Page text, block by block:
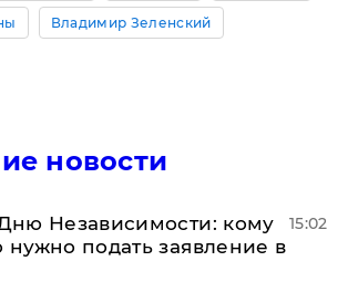
Владимир Зеленский
новости
Независимости: кому
нужно подать заявление в
15:02